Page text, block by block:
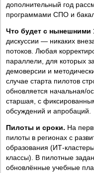
дополнительный год
программами СПО и
Что будет с нынешними
дискуссии — никаких
потоков. Любая
параллели, для которых
демоверсии и
случае старта пилотов
обновляется начальная/
старшая, с
обсуждений и апробаций.
Пилоты и сроки. На
пилоты в регионах с
образования (ИТ-
классы). В пилотные
обновлённые учебные